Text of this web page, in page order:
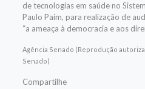
de tecnologias em saúde no
Paulo Paim, para realização de
“a ameaça à democracia e aos
Agência Senado (Reprodução
Senado)
Compartilhe